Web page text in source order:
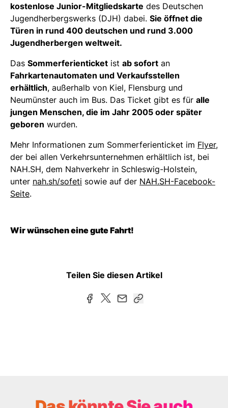
kostenlose Junior-Mitgliedskarte des Deutschen
Jugendherbergswerks (DJH) dabei. Sie öffnet die
Türen in rund 400 deutschen und rund 3.000
Jugendherbergen weltweit.
Das Sommerferienticket ist ab sofort an
Fahrkartenautomaten und Verkaufsstellen
erhältlich, außerhalb von Kiel, Flensburg und
Neumünster auch im Bus. Das Ticket gibt es für alle
jungen Menschen, die im Jahr 2005 oder später
geboren wurden.
Mehr Informationen zum Sommerferienticket im Flyer,
der bei allen Verkehrsunternehmen erhältlich ist, bei
NAH.SH, dem Nahverkehr in Schleswig-Holstein,
unter nah.sh/sofeti sowie auf der NAH.SH-Facebook-
Seite.
Wir wünschen eine gute Fahrt!
Teilen Sie diesen Artikel